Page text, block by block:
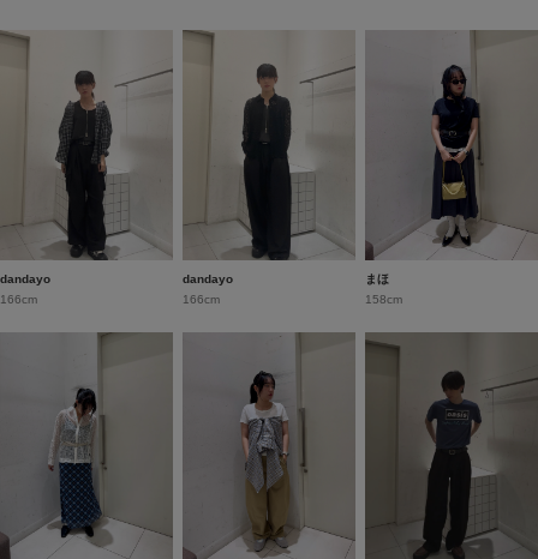
dandayo
166cm
dandayo
166cm
まほ
158cm